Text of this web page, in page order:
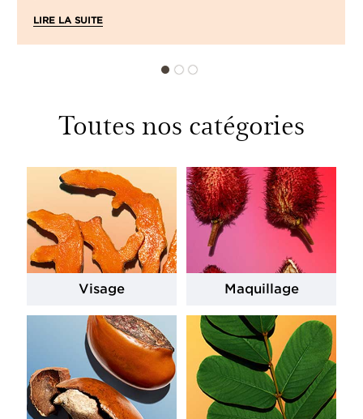
LIRE LA SUITE
Toutes nos catégories
Visage Maquillage